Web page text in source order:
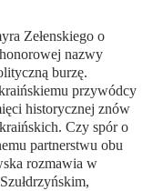
Zełenskiego o
nazwy
burzę.
przywódcy
historycznej znów
Czy spór o
partnerstwu obu
rozmawia w